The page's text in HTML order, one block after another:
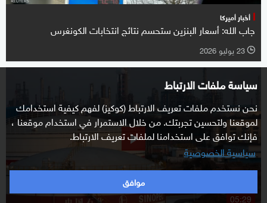
سياسة ملفات الارتباط
نحن نستخدم ملفات تعريف الارتباط (كوكيز) لفهم كيفية استخدامك
لموقعنا ولتحسين تجربتك. من خلال الاستمرار في استخدام موقعنا ،
فإنك توافق على استخدامنا لملفات تعريف الارتباط.
سياسية الخصوصية
موافق
أخبار أميركا
جاب الله: أسعار البنزين ستحسم نتائج انتخابات الكونغرس
l 23 يوليو 2026
05:29